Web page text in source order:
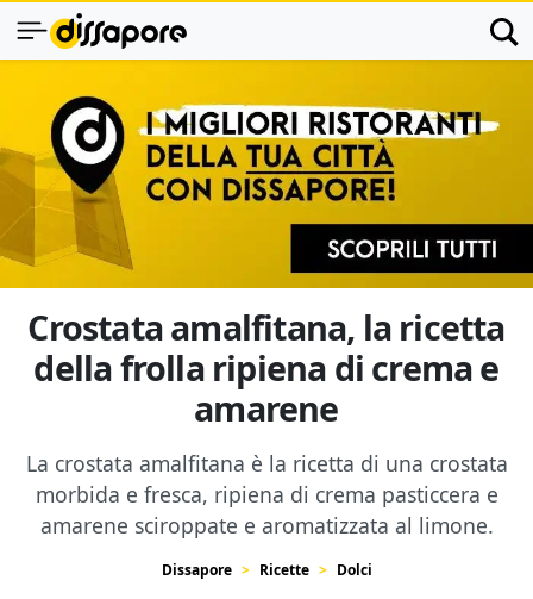
Crostata amalfitana, la ricetta
della frolla ripiena di crema e
amarene
La crostata amalfitana è la ricetta di una crostata
morbida e fresca, ripiena di crema pasticcera e
amarene sciroppate e aromatizzata al limone.
Dissapore Ricette Dolci